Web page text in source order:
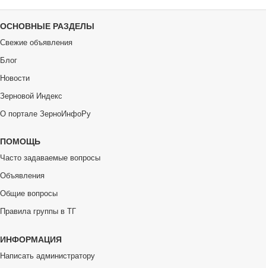
ОСНОВНЫЕ РАЗДЕЛЫ
Свежие объявления
Блог
Новости
Зерновой Индекс
О портале ЗерноИнфоРу
ПОМОЩЬ
Часто задаваемые вопросы
Объявления
Общие вопросы
Правила группы в ТГ
ИНФОРМАЦИЯ
Написать администратору